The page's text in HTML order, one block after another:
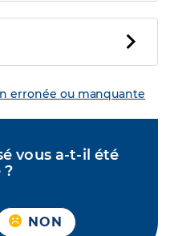
erronée ou manquante
vous a-t-il été
?
NON